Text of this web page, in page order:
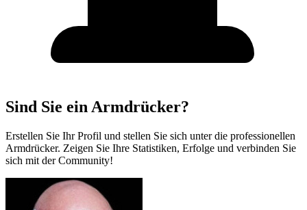
Sind Sie ein Armdrücker?
Erstellen Sie Ihr Profil und stellen Sie sich unter die professionellen
Armdrücker. Zeigen Sie Ihre Statistiken, Erfolge und verbinden Sie
sich mit der Community!